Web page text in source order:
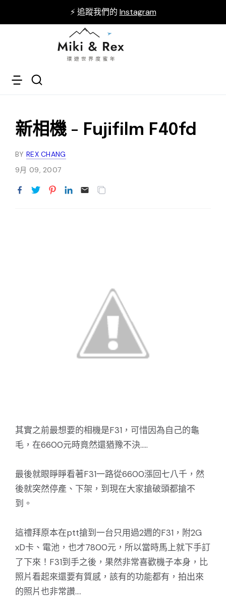
⚡ 追蹤我們的 Instagram
新相機 - Fujifilm F40fd
BY REX CHANG
9月 09, 2007
其實之前最想要的相機是F31，可惜因為自己的龜
毛，在6600元時竟然還猶豫不決.....
最後就眼睜睜看著F31一路從6600漲回七八千，然
後就突然停產、下架，到現在大家搶破頭都搶不
到。
這禮拜原本在ptt搶到一台只用過2週的F31，附2G
xD卡、電池，也才7800元，所以當時馬上就下手訂
了下來！F31到手之後，果然非常喜歡機子本身，比
照片看起來還要有質感，該有的功能都有，拍出來
的照片也非常讚....